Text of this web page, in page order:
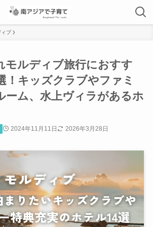
ィブ
モルディブ旅行におすす
！キッズクラブやファミ
ーム、水上ヴィラがあるホ
2024年11月11日 2026年3月28日